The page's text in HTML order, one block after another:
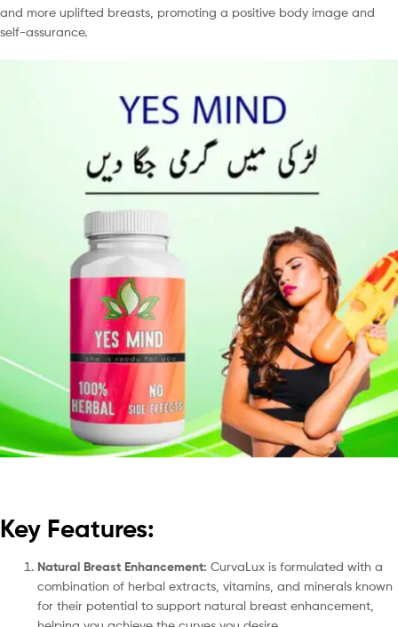
and more uplifted breasts, promoting a positive body image and
self-assurance.
Key Features:
Natural Breast Enhancement: CurvaLux is formulated with a
combination of herbal extracts, vitamins, and minerals known
for their potential to support natural breast enhancement,